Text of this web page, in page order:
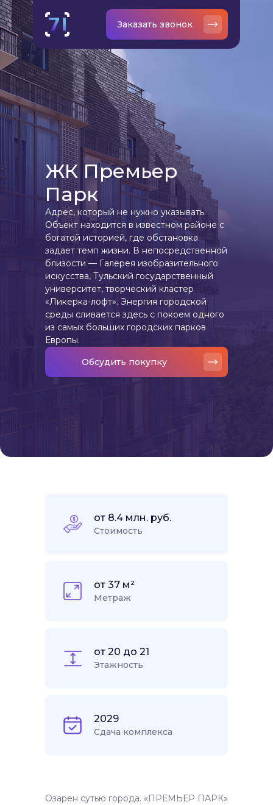
Заказать звонок
ЖК Премьер
Парк
Адрес, который не нужно указывать.
Объект находится в известном районе с
богатой историей, где обстановка
задает темп жизни. В непосредственной
близости — Галерея изобразительного
искусства, Тульский государственный
университет, творческий кластер
«Ликерка-лофт». Энергия городской
среды сливается здесь с покоем одного
из самых больших городских парков
Европы.
Обсудить покупку
от 8.4 млн. руб.
Стоимость
Метраж
от 37 м²
от 20 до 21
Этажность
Сдача комплекса
2029
Озарен сутью города. «ПРЕМЬЕР ПАРК»